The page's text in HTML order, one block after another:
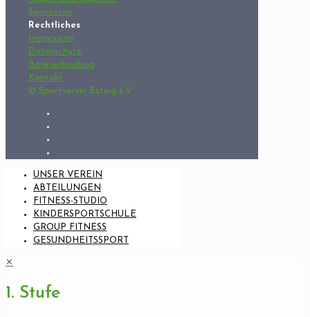
Sponsoren
Rechtliches
Impressum
Datenschutz
Bankverbindung
Kontakt
© Sportverein Esting e.V.
UNSER VEREIN
ABTEILUNGEN
FITNESS-STUDIO
KINDERSPORTSCHULE
GROUP FITNESS
GESUNDHEITSSPORT
✕
1. Stufe